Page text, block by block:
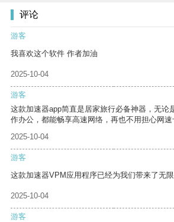
评论
游客
我喜欢这个软件 作者加油
2025-10-04
游客
这款加速器app简直是居家旅行必备神器，无论
作办公，都能畅享高速网络，再也不用担心网速
2025-10-04
游客
这款加速器VPM应用程序已经为我们带来了无限
2025-10-04
游客